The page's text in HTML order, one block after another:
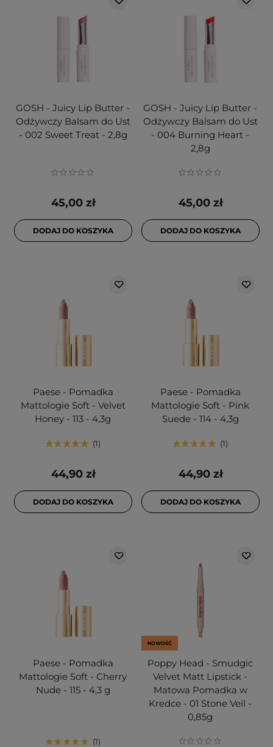
GOSH - Juicy Lip Butter -
Odżywczy Balsam do Ust
- 002 Sweet Treat - 2,8g
45,00 zł
DODAJ DO KOSZYKA
GOSH - Juicy Lip Butter -
Odżywczy Balsam do Ust
- 004 Burning Heart -
2,8g
45,00 zł
DODAJ DO KOSZYKA
Paese - Pomadka
Mattologie Soft - Velvet
Honey - 113 - 4,3g
1
44,90 zł
DODAJ DO KOSZYKA
Paese - Pomadka
Mattologie Soft - Pink
Suede - 114 - 4,3g
1
44,90 zł
DODAJ DO KOSZYKA
Paese - Pomadka
Mattologie Soft - Cherry
Nude - 115 - 4,3 g
1
NOWOŚĆ
Poppy Head - Smudgic
Velvet Matt Lipstick -
Matowa Pomadka w
Kredce - 01 Stone Veil -
0,85g